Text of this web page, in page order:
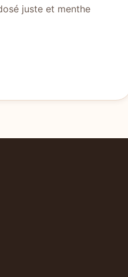
juste et menthe